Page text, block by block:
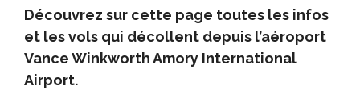
Découvrez sur cette page toutes les infos
et les vols qui décollent depuis l’aéroport
Vance Winkworth Amory International
Airport.